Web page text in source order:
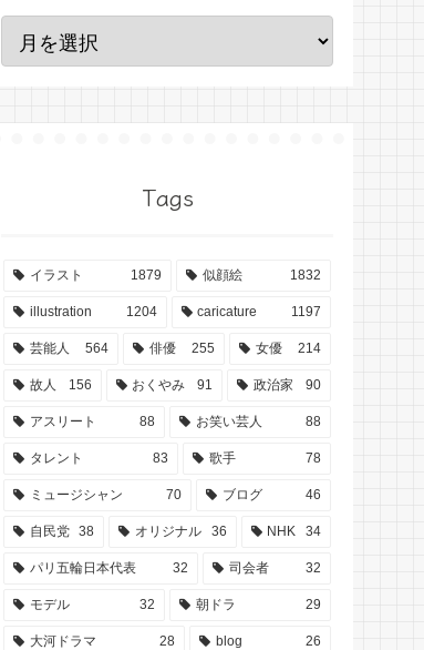
Tags
イラスト 1879 似顔絵 1832
illustration 1204 caricature 1197
芸能人 564 俳優 255 女優 214
故人 156 おくやみ 91 政治家 90
アスリート 88 お笑い芸人 88
タレント 83 歌手 78
ミュージシャン 70 ブログ 46
自民党 38 オリジナル 36 NHK 34
パリ五輪日本代表 32 司会者 32
モデル 32 朝ドラ 29
大河ドラマ 28 blog 26